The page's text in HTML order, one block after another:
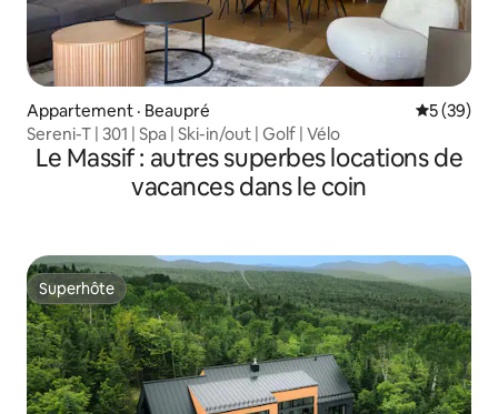
Appartement · Beaupré Note
5 (39)
Sereni-T | 301 | Spa | Ski-in/out | Golf | Vélo
Le Massif : autres superbes locations de
vacances dans le coin
Superhôte
Superhôte